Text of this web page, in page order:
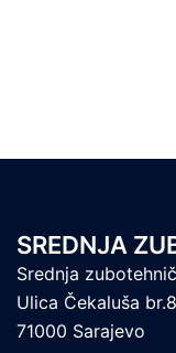
SREDNJA
Srednja
Ulica Čekaluša
71000 Sarajevo